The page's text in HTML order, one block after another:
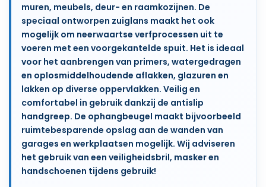
muren, meubels, deur- en raamkozijnen. De
speciaal ontworpen zuiglans maakt het ook
mogelijk om neerwaartse verfprocessen uit te
voeren met een voorgekantelde spuit. Het is ideaal
voor het aanbrengen van primers, watergedragen
en oplosmiddelhoudende aflakken, glazuren en
lakken op diverse oppervlakken. Veilig en
comfortabel in gebruik dankzij de antislip
handgreep. De ophangbeugel maakt bijvoorbeeld
ruimtebesparende opslag aan de wanden van
garages en werkplaatsen mogelijk. Wij adviseren
het gebruik van een veiligheidsbril, masker en
handschoenen tijdens gebruik!